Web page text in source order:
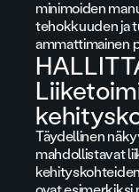
minimoiden
tehokkuuden ja
ammattimainen
Täydellinen
mahdollistavat